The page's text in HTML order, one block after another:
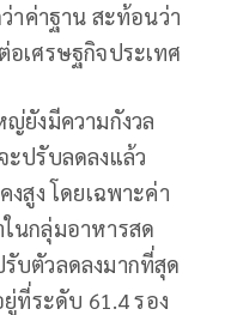
าค่าฐาน สะท้อนว่า
เศรษฐกิจประเทศ
ยังมีความกังวล
ปรับลดลงแล้ว
สูง โดยเฉพาะค่า
นกลุ่มอาหารสด
บตัวลดลงมากที่สุด
ที่ระดับ 61.4 รอง